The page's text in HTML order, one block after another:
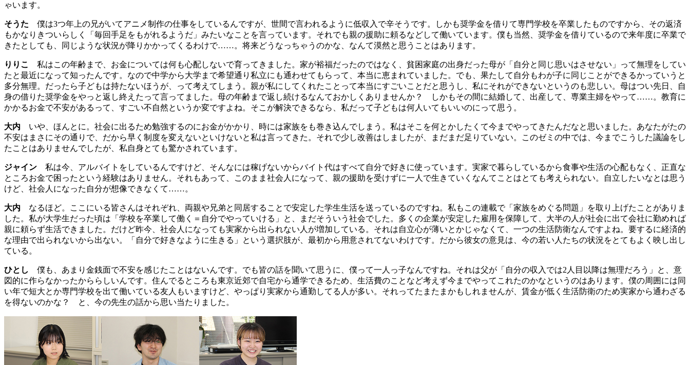
ゃいます。
そうた 僕は3つ年上の兄がいてアニメ制作の仕事をしているんですが、世間で言われるように低収入で辛そうです。しかも奨学金を借りて専門学校を卒業したものですから、その返済
もかなりきついらしく「毎回手足をもがれるようだ」みたいなことを言っています。それでも親の援助に頼るなどして働いています。僕も当然、奨学金を借りているので来年度に卒業で
きたとしても、同じような状況が降りかかってくるわけで……。将来どうなっちゃうのかな、なんて漠然と思うことはあります。
りりこ
私はこの年齢まで、お金については何も心配しないで育ってきました。家が裕福だったのではなく、貧困家庭の出身だった母が「自分と同じ思いはさせない」って無理をしてい
たと最近になって知ったんです。なので中学から大学まで希望通り私立にも通わせてもらって、本当に恵まれていました。でも、果たして自分もわが子に同じことができるかっていうと
多分無理。だったら子どもは持たないほうが、って考えてしまう。親が私にしてくれたことって本当にすごいことだと思うし、私にそれができないというのも悲しい。母はつい先日、自
身の借りた奨学金をやっと返し終えたって言ってました。母の年齢まで返し続けるなんておかしくありませんか？ しかもその間に結婚して、出産して、専業主婦をやって……。教育に
かかるお金で不安があるって、すごい不自然というか変ですよね。そこが解決できるなら、私だって子どもは何人いてもいいのにって思う。
大内 いや、ほんとに。社会に出るため勉強するのにお金がかかり、時には家族をも巻き込んでしまう。私はそこを何とかしたくて今までやってきたんだなと思いました。あなたがたの
不安はまさにその通りで、だから早く制度を変えないといけないと私は言ってきた。それで少し改善はしましたが、まだまだ足りていない。このゼミの中では、今までこうした議論をし
たことはありませんでしたが、私自身とても驚かされています。
ジャイン 私は今、アルバイトをしているんですけど、そんなには稼げないからバイト代はすべて自分で好きに使っています。実家で暮らしているから食事や生活の心配もなく、正直な
ところお金で困ったという経験はありません。それもあって、このまま社会人になって、親の援助を受けずに一人で生きていくなんてことはとても考えられない。自立したいなとは思う
けど、社会人になった自分が想像できなくて……。
大内 なるほど。ここにいる皆さんはそれぞれ、両親や兄弟と同居することで安定した学生生活を送っているのですね。私もこの連載で「家族をめぐる問題」を取り上げたことがありま
した。私が大学生だった頃は「学校を卒業して働く＝自分でやっていける」と、まだそういう社会でした。多くの企業が安定した雇用を保障して、大半の人が社会に出て会社に勤めれば
親に頼らず生活できました。だけど昨今、社会人になっても実家から出られない人が増加している。それは自立心が薄いとかじゃなくて、一つの生活防衛なんですよね。要するに経済的
な理由で出られないから出ない。「自分で好きなように生きる」という選択肢が、最初から用意されてないわけです。だから彼女の意見は、今の若い人たちの状況をとてもよく映し出し
ている。
ひとし
僕も、あまり金銭面で不安を感じたことはないんです。でも皆の話を聞いて思うに、僕って一人っ子なんですね。それは父が「自分の収入では2人目以降は無理だろう」と、意
図的に作らなかったかららしいんです。住んでるところも東京近郊で自宅から通学できるため、生活費のことなど考えず今までやってこれたのかなというのはあります。僕の周囲には同
い年で短大とか専門学校を出て働いている友人もいますけど、やっぱり実家から通勤してる人が多い。それってたまたまかもしれませんが、賃金が低く生活防衛のため実家から通わざる
を得ないのかな？ と、今の先生の話から思い当たりました。